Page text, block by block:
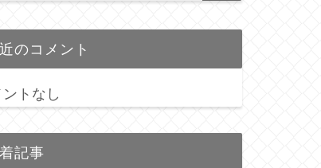
のコメント
ントなし
記事